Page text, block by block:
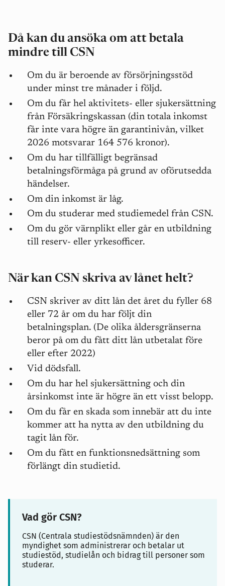
Då kan du ansöka om att betala
mindre till CSN
Om du är beroende av försörjningsstöd
under minst tre månader i följd.
Om du får hel aktivitets- eller sjukersättning
från Försäkringskassan (din totala inkomst
får inte vara högre än garantinivån, vilket
2026 motsvarar 164 576 kronor).
Om du har tillfälligt begränsad
betalningsförmåga på grund av oförutsedda
händelser.
Om din inkomst är låg.
Om du studerar med studiemedel från CSN.
Om du gör värnplikt eller går en utbildning
till reserv- eller yrkesofficer.
När kan CSN skriva av lånet helt?
CSN skriver av ditt lån det året du fyller 68
eller 72 år om du har följt din
betalningsplan. (De olika åldersgränserna
beror på om du fått ditt lån utbetalat före
eller efter 2022)
Vid dödsfall.
Om du har hel sjukersättning och din
årsinkomst inte är högre än ett visst belopp.
Om du får en skada som innebär att du inte
kommer att ha nytta av den utbildning du
tagit lån för.
Om du fått en funktionsnedsättning som
förlängt din studietid.
Vad gör CSN?
CSN (Centrala studiestödsnämnden) är den
myndighet som administrerar och betalar ut
studiestöd, studielån och bidrag till personer som
studerar.